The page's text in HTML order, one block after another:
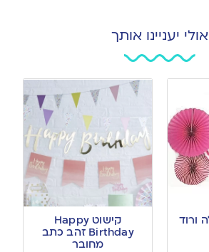
אולי יעניינו אותך
קישוט Happy
Birthday זהב כתב
מחובר